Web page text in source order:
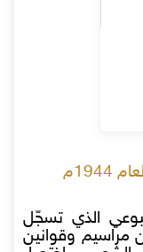
الذي تسجّل
وقوانين